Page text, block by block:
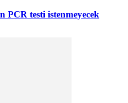
PCR testi istenmeyecek